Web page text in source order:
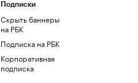
Подписки
Скрыть баннеры
на РБК
Подписка на РБК
Корпоративная
подписка